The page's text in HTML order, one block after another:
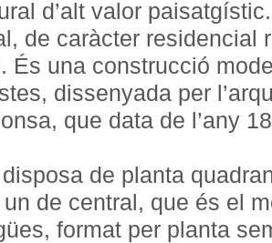
d’alt valor
de caràcter residencial
És una construcció
dissenyada per
que data de l’any
disposa de planta
de central, que és el
format per planta